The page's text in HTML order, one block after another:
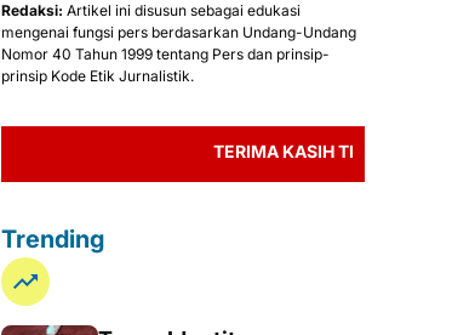
Redaksi: Artikel ini disusun sebagai edukasi
mengenai fungsi pers berdasarkan Undang-Undang
Nomor 40 Tahun 1999 tentang Pers dan prinsip-
prinsip Kode Etik Jurnalistik.
TERIMA KASIH TELAH MEMBACA
Trending